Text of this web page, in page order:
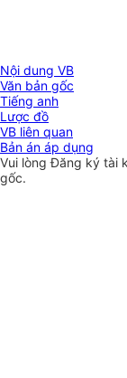
Nội dung VB
Văn bản gốc
Tiếng anh
Lược đồ
VB liên quan
Bản án áp dụng
Vui lòngĐăng ký tài
gốc.